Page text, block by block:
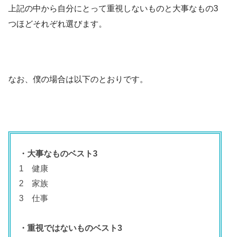
上記の中から自分にとって重視しないものと大事なもの3
つほどそれぞれ選びます。
なお、僕の場合は以下のとおりです。
・大事なものベスト3
1 健康
2 家族
3 仕事
・重視ではないものベスト3